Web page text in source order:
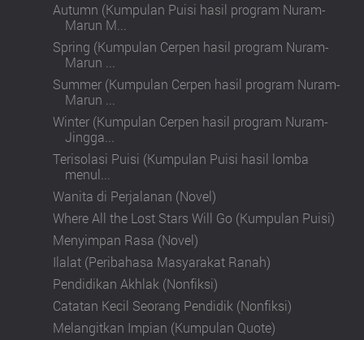
Autumn (Kumpulan Puisi hasil program Nuram-
Marun M...
Spring (Kumpulan Cerpen hasil program Nuram-
Marun ...
Summer (Kumpulan Cerpen hasil program Nuram-
Marun ...
Winter (Kumpulan Cerpen hasil program Nuram-
Jingga...
Terisolasi Puisi (Kumpulan Puisi hasil lomba
menul...
Wanita di Perjalanan (Novel)
Where All the Lost Stars Will Go (Kumpulan Puisi)
Menyimpan Rasa (Novel)
Ilalat (Peribahasa Masyarakat Ranah)
Pendidikan Akhlak (Nonfiksi)
Catatan Kecil Seorang Pendidik (Nonfiksi)
Melangitkan Impian (Kumpulan Quote)